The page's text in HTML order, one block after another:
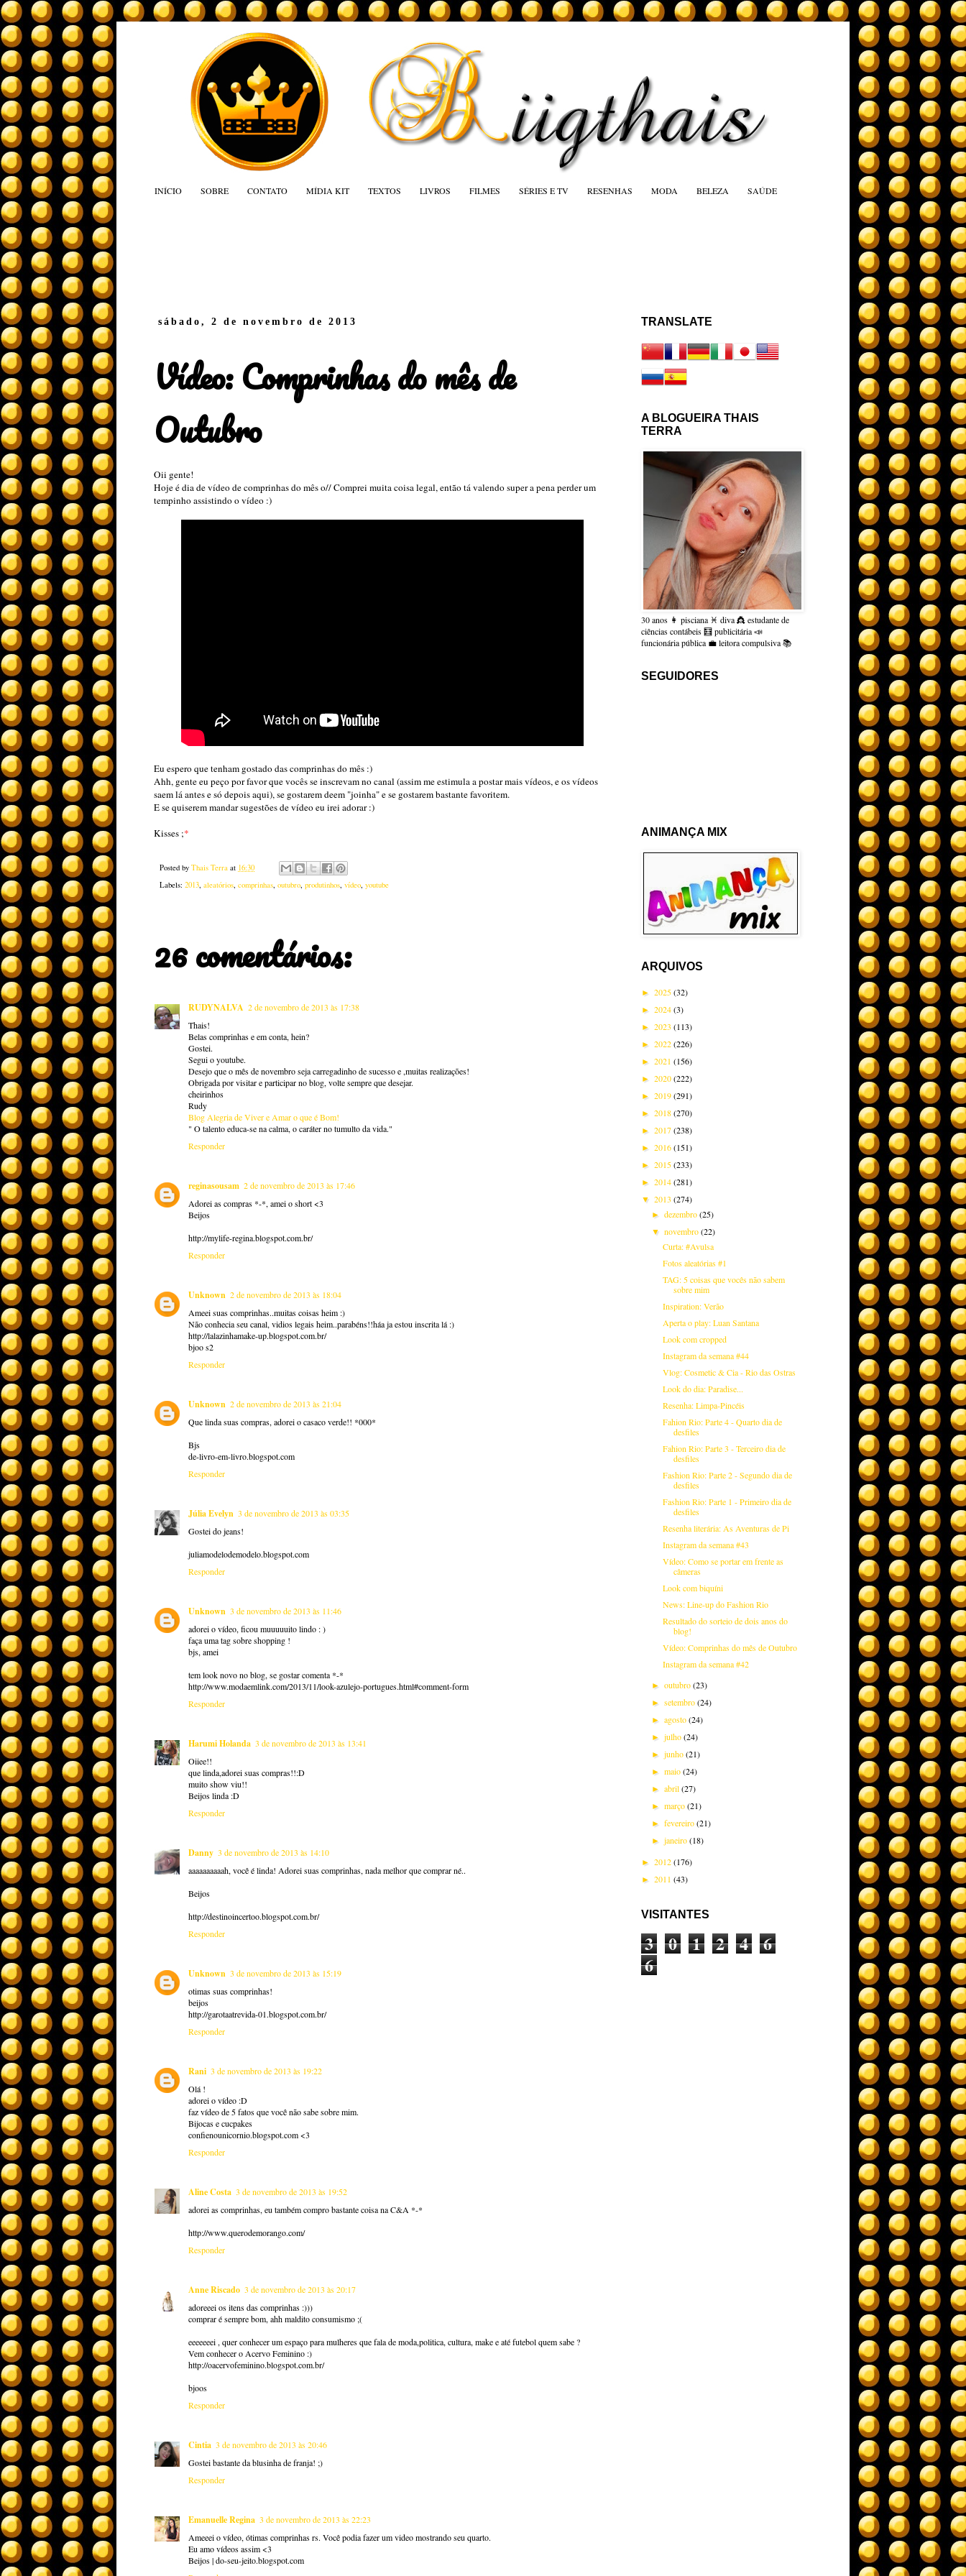
INÍCIO SOBRE CONTATO MÍDIA KIT TEXTOS LIVROS FILMES SÉRIES E TV RESENHAS MODA BELEZA SAÚDE
sábado, 2 de novembro de 2013
Vídeo: Comprinhas do mês de
Outubro
Oii gente!
Hoje é dia de vídeo de comprinhas do mês o// Comprei muita coisa legal, então tá valendo super a pena perder um
tempinho assistindo o vídeo :)
Eu espero que tenham gostado das comprinhas do mês :)
Ahh, gente eu peço por favor que vocês se inscrevam no canal (assim me estimula a postar mais vídeos, e os vídeos
saem lá antes e só depois aqui), se gostarem deem "joinha" e se gostarem bastante favoritem.
E se quiserem mandar sugestões de vídeo eu irei adorar :)
Kisses ;*
Posted by Thais Terra at 16:30
Labels: 2013, aleatórios, comprinhas, outubro, produtinhos, vídeo, youtube
26 comentários:
RUDYNALVA 2 de novembro de 2013 às 17:38
Thais!
Belas comprinhas e em conta, hein?
Gostei.
Segui o youtube.
Desejo que o mês de novembro seja carregadinho de sucesso e ,muitas realizações!
Obrigada por visitar e participar no blog, volte sempre que desejar.
cheirinhos
Rudy
Blog Alegria de Viver e Amar o que é Bom!
" O talento educa-se na calma, o caráter no tumulto da vida."
Responder
reginasousam 2 de novembro de 2013 às 17:46
Adorei as compras *-*, amei o short <3
Beijos
http://mylife-regina.blogspot.com.br/
Responder
Unknown 2 de novembro de 2013 às 18:04
Ameei suas comprinhas..muitas coisas heim :)
Não conhecia seu canal, vidios legais heim..parabéns!!háa ja estou inscrita lá :)
http://lalazinhamake-up.blogspot.com.br/
bjoo s2
Responder
Unknown 2 de novembro de 2013 às 21:04
Que linda suas compras, adorei o casaco verde!! *000*
Bjs
de-livro-em-livro.blogspot.com
Responder
Júlia Evelyn 3 de novembro de 2013 às 03:35
Gostei do jeans!
juliamodelodemodelo.blogspot.com
Responder
Unknown 3 de novembro de 2013 às 11:46
adorei o vídeo, ficou muuuuuito lindo : )
faça uma tag sobre shopping !
bjs, amei
tem look novo no blog, se gostar comenta *-*
http://www.modaemlink.com/2013/11/look-azulejo-portugues.html#comment-form
Responder
Harumi Holanda 3 de novembro de 2013 às 13:41
Oiiee!!
que linda,adorei suas compras!!:D
muito show viu!!
Beijos linda :D
Responder
Danny 3 de novembro de 2013 às 14:10
aaaaaaaaaah, você é linda! Adorei suas comprinhas, nada melhor que comprar né..
Beijos
http://destinoincertoo.blogspot.com.br/
Responder
Unknown 3 de novembro de 2013 às 15:19
otimas suas comprinhas!
beijos
http://garotaatrevida-01.blogspot.com.br/
Responder
Rani 3 de novembro de 2013 às 19:22
Olá !
adorei o vídeo :D
faz vídeo de 5 fatos que você não sabe sobre mim.
Bijocas e cucpakes
confienounicornio.blogspot.com <3
Responder
Aline Costa 3 de novembro de 2013 às 19:52
adorei as comprinhas, eu também compro bastante coisa na C&A *-*
http://www.querodemorango.com/
Responder
Anne Riscado 3 de novembro de 2013 às 20:17
adoreeei os itens das comprinhas :)))
comprar é sempre bom, ahh maldito consumismo ;(
eeeeeeei , quer conhecer um espaço para mulheres que fala de moda,politica, cultura, make e até futebol quem sabe ?
Vem conhecer o Acervo Feminino :)
http://oacervofeminino.blogspot.com.br/
bjoos
Responder
Cintia 3 de novembro de 2013 às 20:46
Gostei bastante da blusinha de franja! ;)
Responder
Emanuelle Regina 3 de novembro de 2013 às 22:23
Ameeei o vídeo, ótimas comprinhas rs. Você podia fazer um video mostrando seu quarto.
Eu amo vídeos assim <3
Beijos | do-seu-jeito.blogspot.com
TRANSLATE
A BLOGUEIRA THAIS
TERRA
30 anos 👩 pisciana ♓ diva 👸 estudante de
ciências contábeis 🧮 publicitária 📣
funcionária pública 💼 leitora compulsiva 📚
SEGUIDORES
ANIMANÇA MIX
ARQUIVOS
► 2025(32)
► 2024(3)
► 2023 (113)
► 2022(226)
► 2021 (156)
► 2020(222)
► 2019(291)
► 2018(270)
► 2017(238)
► 2016(151)
► 2015(233)
► 2014(281)
▼ 2013 (274)
►dezembro(25)
▼novembro(22)
Curta: #Avulsa
Fotos aleatórias #1
TAG: 5 coisas que vocês não sabem
sobre mim
Inspiration: Verão
Aperta o play: Luan Santana
Look com cropped
Instagram da semana #44
Vlog: Cosmetic & Cia - Rio das Ostras
Look do dia: Paradise...
Resenha: Limpa-Pincéis
Fahion Rio: Parte 4 - Quarto dia de
desfiles
Fahion Rio: Parte 3 - Terceiro dia de
desfiles
Fashion Rio: Parte 2 - Segundo dia de
desfiles
Fashion Rio: Parte 1 - Primeiro dia de
desfiles
Resenha literária: As Aventuras de Pi
Instagram da semana #43
Vídeo: Como se portar em frente as
câmeras
Look com biquíni
News: Line-up do Fashion Rio
Resultado do sorteio de dois anos do
blog!
Vídeo: Comprinhas do mês de Outubro
Instagram da semana #42
►outubro(23)
►setembro(24)
►agosto(24)
►julho(24)
►junho(21)
►maio(24)
►abril(27)
►março(21)
►fevereiro(21)
►janeiro(18)
► 2012(176)
► 2011 (43)
VISITANTES
3 0 1 2 4 6
6